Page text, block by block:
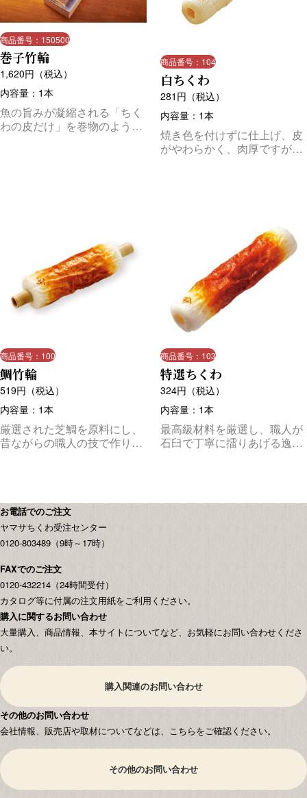
商品番号：150500
巻子竹輪
1,620円（税込）
内容量：1本
魚の旨みが凝縮される「ちく
わの皮だけ」を巻物のように
商品番号：104
白ちくわ
281 円（税込）
内容量：1本
焼き色を付けずに仕上げ、皮
がやわらかく、肉厚ですが、
商品番号：100
鯛竹輪
519円（税込）
内容量：1本
厳選された芝鯛を原料にし、
昔ながらの職人の技で作り上
商品番号：103
特選ちくわ
324円（税込）
内容量：1本
最高級材料を厳選し、職人が
石臼で丁寧に擂りあげる逸
お電話でのご注文
ヤマサちくわ受注センター
0120-803489（9時～17時）
FAXでのご注文
0120-432214（24時間受付）
カタログ等に付属の注文用紙をご利用ください。
購入に関するお問い合わせ
大量購入、商品情報、本サイトについてなど、お気軽にお問い合わせくださ
い。
購入関連のお問い合わせ
その他のお問い合わせ
会社情報、販売店や取材についてなどは、こちらをご確認ください。
その他のお問い合わせ